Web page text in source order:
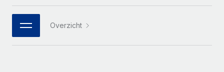
Integraties
WERK MET ONS SAMEN
Strategische technologiepartners
Webinars
日本語
한국어
Overzicht